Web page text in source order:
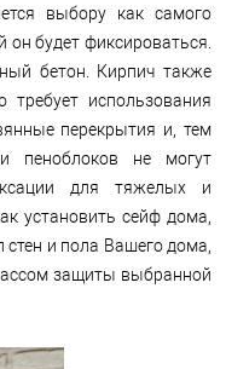
выбору как самого
он будет фиксироваться.
бетон. Кирпич также
использования
перекрытия и, тем
пеноблоков не могут
для тяжелых и
установить сейф дома,
и пола Вашего дома,
защиты выбранной